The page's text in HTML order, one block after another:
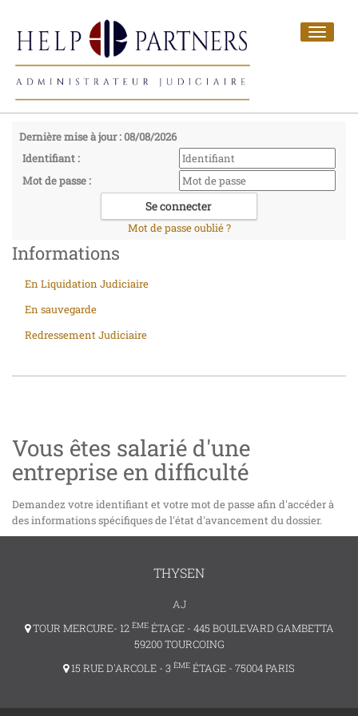
Toggle
Dernière mise à jour : 08/08/2026
Identifiant :
Mot de passe :
Mot de passe oublié ?
Informations
En Liquidation Judiciaire
En sauvegarde
Redressement Judiciaire
Vous êtes salarié d'une
entreprise en difficulté
Demandez votre identifiant et votre mot de passe afin d'accéder à
des informations spécifiques de l'état d'avancement du dossier.
THYSEN
AJ
TOUR MERCURE- 12 ÈMEÉTAGE - 445 BOULEVARD GAMBETTA
59200 TOURCOING
15 RUE D'ARCOLE - 3 ÈME ÉTAGE - 75004 PARIS